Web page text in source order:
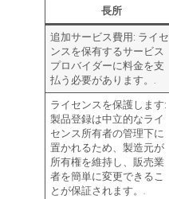
長所
追加サービス費用: ライセ
ンスを保有するサービス
プロバイダーに料金を支
払う必要があります。.
ライセンスを保護します:
製品登録は中立的なライ
センス所有者の管理下に
置かれるため、製造元が
所有権を維持し、販売業
者を簡単に変更できるこ
とが保証されます。.